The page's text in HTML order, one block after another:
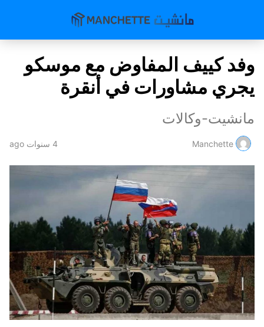
وفد كييف المفاوض مع موسكو
يجري مشاورات في أنقرة
مانشيت-وكالات
Manchette 4 سنوات ago